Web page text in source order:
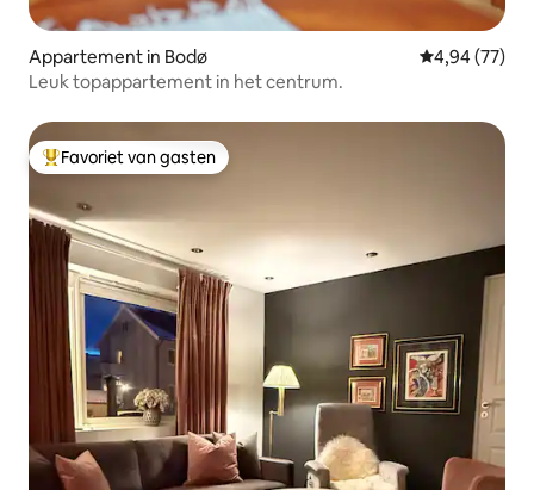
Appartement in Bodø Gemiddelde
4,94 (77)
Leuk topappartement in het centrum.
Topfavoriet van gasten
Favoriet van gasten